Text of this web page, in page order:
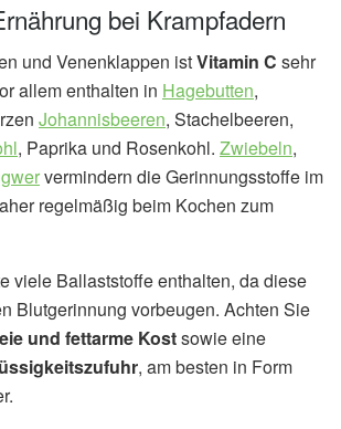
bei Krampfadern
und Venenklappen istVitamin C sehr
allem enthalten in Hagebutten,
Johannisbeeren, Stachelbeeren,
, Paprika und Rosenkohl. Zwiebeln,
vermindern die Gerinnungsstoffe im
regelmäßig beim Kochen zum
viele Ballaststoffe enthalten, da diese
Blutgerinnung vorbeugen. Achten Sie
und fettarme Kostsowie eine
, am besten in Form